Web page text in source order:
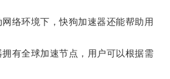
环境下，快狗加速器还能帮助用
全球加速节点，用户可以根据需